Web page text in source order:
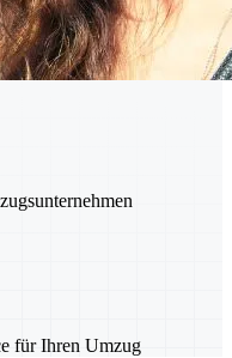
für Ihren Umzug